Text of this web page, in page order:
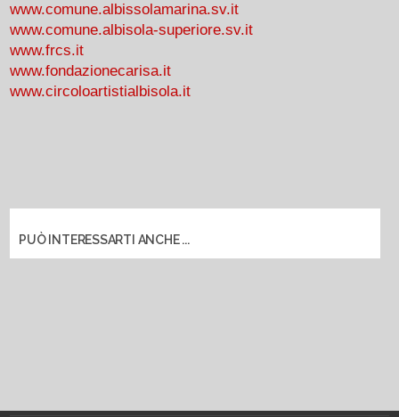
www.comune.albissolamarina.sv.it
www.comune.albisola-superiore.sv.it
www.frcs.it
www.fondazionecarisa.it
www.circoloartistialbisola.it
PUÒ INTERESSARTI ANCHE ...